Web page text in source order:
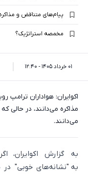
پیام‌های متناقض و
مخمصه استراتژیک؟
۰۱ خرداد ۱۴۰۵ - ۱۲:۴۰
اکوایران: هواداران ترامپ
مذاکره می‌دانند، در حالی
می‌دانند.
به گزارش اکوایران،
به "نشانه‌های خوبی" در